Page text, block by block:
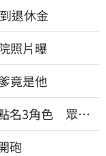
退休金
照片曝
竟是他
名3角色 眾人
砲